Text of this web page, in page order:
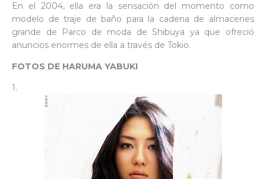
En el 2004, ella era la sensación del momento como
modelo de traje de baño para la cadena de almacenes
grande de Parco de moda de Shibuya ya que ofreció
anuncios enormes de ella a través de Tokio.
FOTOS DE HARUMA YABUKI
1.